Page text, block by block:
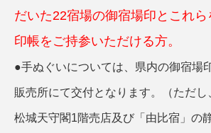
だいた22宿場の御宿場印とこれ
印帳をご持参いただける方。
●手ぬぐいについては、県内の御宿場
販売所にて交付となります。（ただ
松城天守閣1階売店及び「由比宿」の